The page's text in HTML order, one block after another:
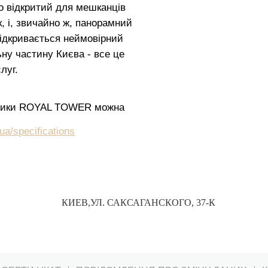
для мешканців
і, звичайно ж, панорамний
неймовірний
частину Києва - все це
ROYAL TOWER можна
specifications
КИЕВ,УЛ. САКСАГАНСКОГО, 37-К